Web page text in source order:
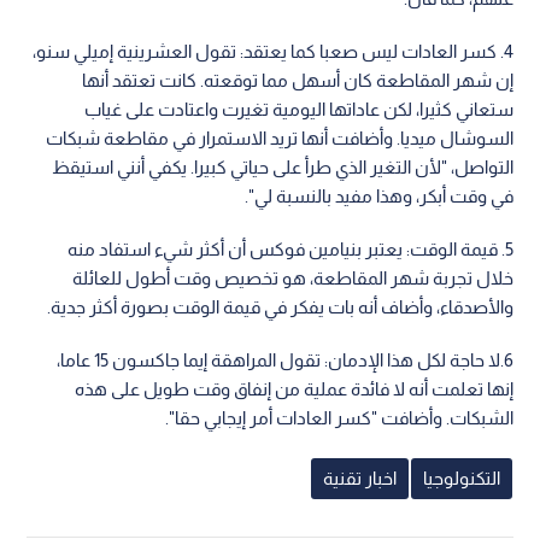
4. كسر العادات ليس صعبا كما يعتقد: تقول العشرينية إميلي سنو،
إن شهر المقاطعة كان أسهل مما توقعته. كانت تعتقد أنها
ستعاني كثيرا، لكن عاداتها اليومية تغيرت واعتادت على غياب
السوشال ميديا. وأضافت أنها تريد الاستمرار في مقاطعة شبكات
التواصل، "لأن التغير الذي طرأ على حياتي كبيرا. يكفي أنني استيقظ
في وقت أبكر، وهذا مفيد بالنسبة لي".
5. قيمة الوقت: يعتبر بنيامين فوكس أن أكثر شيء استفاد منه
خلال تجربة شهر المقاطعة، هو تخصيص وقت أطول للعائلة
والأصدقاء، وأضاف أنه بات يفكر في قيمة الوقت بصورة أكثر جدية.
6.لا حاجة لكل هذا الإدمان: تقول المراهقة إيما جاكسون 15 عاما،
إنها تعلمت أنه لا فائدة عملية من إنفاق وقت طويل على هذه
الشبكات. وأضافت "كسر العادات أمر إيجابي حقا".
التكنولوجيا اخبار تقنية